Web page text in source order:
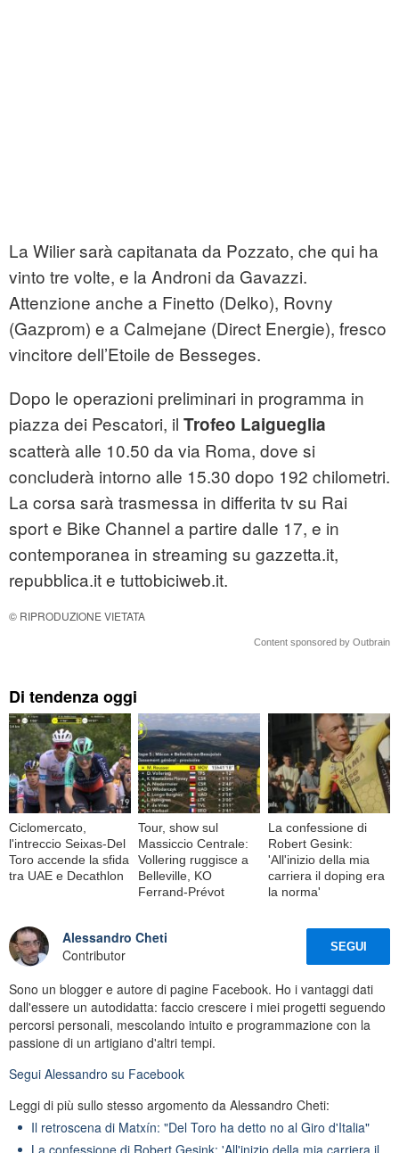
La Wilier sarà capitanata da Pozzato, che qui ha
vinto tre volte, e la Androni da Gavazzi.
Attenzione anche a Finetto (Delko), Rovny
(Gazprom) e a Calmejane (Direct Energie), fresco
vincitore dell’Etoile de Besseges.
Dopo le operazioni preliminari in programma in
piazza dei Pescatori, il Trofeo Laigueglia
scatterà alle 10.50 da via Roma, dove si
concluderà intorno alle 15.30 dopo 192 chilometri.
La corsa sarà trasmessa in differita tv su Rai
sport e Bike Channel a partire dalle 17, e in
contemporanea in streaming su gazzetta.it,
repubblica.it e tuttobiciweb.it.
© RIPRODUZIONE VIETATA
Content sponsored by Outbrain
Di tendenza oggi
Ciclomercato,
l'intreccio Seixas-Del
Toro accende la sfida
tra UAE e Decathlon
Tour, show sul
Massiccio Centrale:
Vollering ruggisce a
Belleville, KO
Ferrand-Prévot
La confessione di
Robert Gesink:
'All'inizio della mia
carriera il doping era
la norma'
Alessandro Cheti
Contributor
SEGUI
Sono un blogger e autore di pagine Facebook. Ho i vantaggi dati
dall'essere un autodidatta: faccio crescere i miei progetti seguendo
percorsi personali, mescolando intuito e programmazione con la
passione di un artigiano d'altri tempi.
Segui Alessandro su Facebook
Leggi di più sullo stesso argomento da Alessandro Cheti:
Il retroscena di Matxín: "Del Toro ha detto no al Giro d'Italia"
La confessione di Robert Gesink: 'All'inizio della mia carriera il